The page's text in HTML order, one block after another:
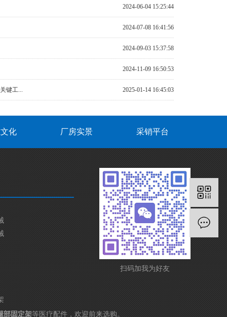
2024-06-04 15:25:44
2024-07-08 16:41:56
2024-09-03 15:37:58
2024-11-09 16:50:53
2025-01-14 16:45:03
键工...
化 厂房实景 采销平台
扫码加我为好友
部固定架等医疗配件，欢迎前来选购。